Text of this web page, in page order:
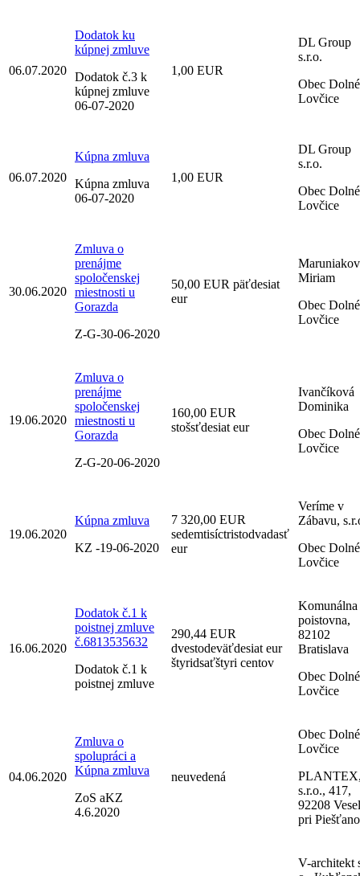
06.07.2020
Dodatok ku
kúpnej zmluve
Dodatok č.3 k
kúpnej zmluve
06-07-2020
1,00 EUR
DL Group
s.r.o.
Obec Dolné
Lovčice
06.07.2020
Kúpna zmluva
Kúpna zmluva
06-07-2020
1,00 EUR
DL Group
s.r.o.
Obec Dolné
Lovčice
30.06.2020
Zmluva o
prenájme
spoločenskej
miestnosti u
Gorazda
Z-G-30-06-2020
50,00 EUR päťdesiat
eur
Miriam
Obec Dolné
Lovčice
19.06.2020
Zmluva o
prenájme
spoločenskej
miestnosti u
Gorazda
Z-G-20-06-2020
160,00 EUR
stošsťdesiat eur
Ivančíková
Dominika
Obec Dolné
Lovčice
19.06.2020
Kúpna zmluva
KZ -19-06-2020
7 320,00 EUR
sedemtisíctristodvadasť
eur
Veríme v
Zábavu,
Obec Dolné
Lovčice
16.06.2020
Dodatok č.1 k
poistnej zmluve
č.6813535632
Dodatok č.1 k
poistnej zmluve
290,44 EUR
dvestodeväťdesiat eur
štyridsaťštyri centov
Komunálna
poistovna,
82102
Bratislava
Obec Dolné
Lovčice
04.06.2020
Zmluva o
spolupráci a
Kúpna zmluva
ZoS aKZ
4.6.2020
neuvedená
Obec Dolné
Lovčice
s.r.o., 417,
92208
pri
V-architekt